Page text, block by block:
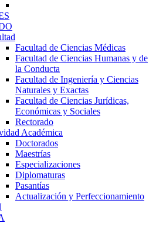
Facultad de Ciencias Médicas
Facultad de Ciencias Humanas y de
la Conducta
Facultad de Ingeniería y Ciencias
Naturales y Exactas
Facultad de Ciencias Jurídicas,
Económicas y Sociales
Rectorado
Académica
Doctorados
Maestrías
Especializaciones
Diplomaturas
Pasantías
Actualización y Perfeccionamiento